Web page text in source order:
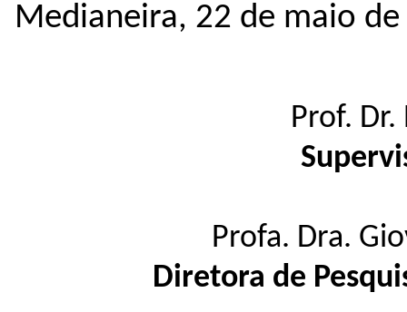
Medianeira, 22 de maio
Prof. Dr.
Profa. Dra.
Diretora de